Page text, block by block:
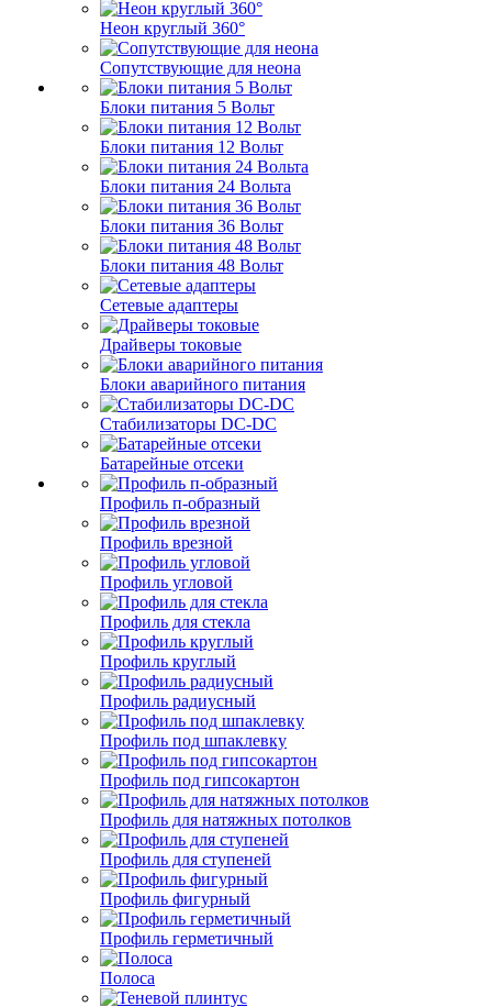
Неон круглый 360°
Сопутствующие для неона
Блоки питания 5 Вольт
Блоки питания 12 Вольт
Блоки питания 24 Вольта
Блоки питания 36 Вольт
Блоки питания 48 Вольт
Сетевые адаптеры
Драйверы токовые
Блоки аварийного питания
Стабилизаторы DC-DC
Батарейные отсеки
Профиль п-образный
Профиль врезной
Профиль угловой
Профиль для стекла
Профиль круглый
Профиль радиусный
Профиль под шпаклевку
Профиль под гипсокартон
Профиль для натяжных потолков
Профиль для ступеней
Профиль фигурный
Профиль герметичный
Полоса